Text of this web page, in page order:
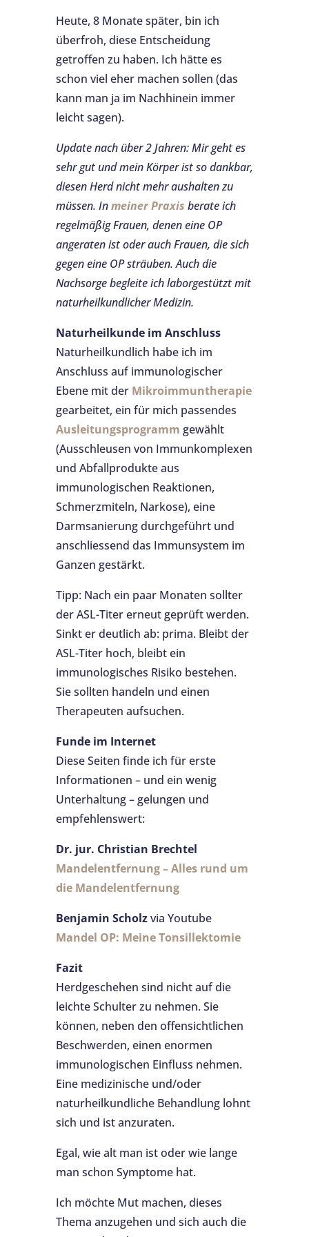
Heute, 8 Monate später, bin ich
überfroh, diese Entscheidung
getroffen zu haben. Ich hätte es
schon viel eher machen sollen (das
kann man ja im Nachhinein immer
leicht sagen).
Update nach über 2 Jahren: Mir geht es
sehr gut und mein Körper ist so dankbar,
diesen Herd nicht mehr aushalten zu
müssen. Inmeiner Praxis berate ich
regelmäßig Frauen, denen eine OP
angeraten ist oder auch Frauen, die sich
gegen eine OP sträuben. Auch die
Nachsorge begleite ich laborgestützt mit
naturheilkundlicher Medizin.
Naturheilkunde im Anschluss
Naturheilkundlich habe ich im
Anschluss auf immunologischer
Ebene mit der Mikroimmuntherapie
gearbeitet, ein für mich passendes
Ausleitungsprogramm gewählt
(Ausschleusen von Immunkomplexen
und Abfallprodukte aus
immunologischen Reaktionen,
Schmerzmiteln, Narkose), eine
Darmsanierung durchgeführt und
anschliessend das Immunsystem im
Ganzen gestärkt.
Tipp: Nach ein paar Monaten sollter
der ASL-Titer erneut geprüft werden.
Sinkt er deutlich ab: prima. Bleibt der
ASL-Titer hoch, bleibt ein
immunologisches Risiko bestehen.
Sie sollten handeln und einen
Therapeuten aufsuchen.
Funde im Internet
Diese Seiten finde ich für erste
Informationen – und ein wenig
Unterhaltung – gelungen und
empfehlenswert:
Dr. jur. Christian Brechtel
Mandelentfernung – Alles rund um
die Mandelentfernung
Benjamin Scholzvia Youtube
Mandel OP: Meine Tonsillektomie
Fazit
Herdgeschehen sind nicht auf die
leichte Schulter zu nehmen. Sie
können, neben den offensichtlichen
Beschwerden, einen enormen
immunologischen Einfluss nehmen.
Eine medizinische und/oder
naturheilkundliche Behandlung lohnt
sich und ist anzuraten.
Egal, wie alt man ist oder wie lange
man schon Symptome hat.
Ich möchte Mut machen, dieses
Thema anzugehen und sich auch die